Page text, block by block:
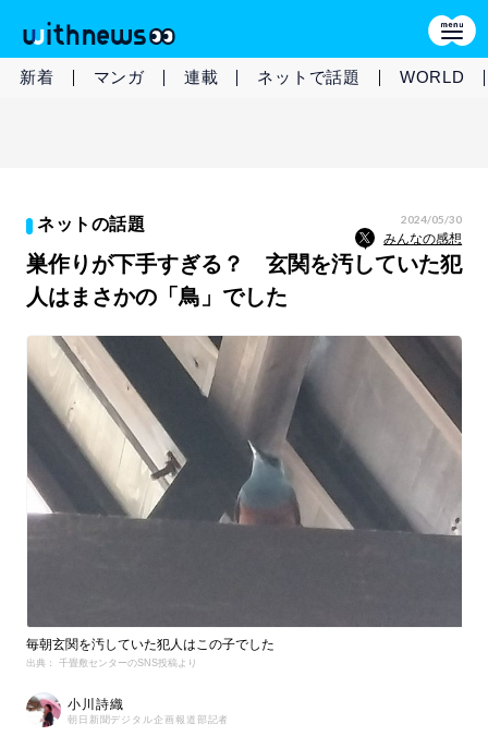
新着 マンガ 連載 ネットで話題 WORLD
ネットの話題 2024/05/30
みんなの感想
巣作りが下手すぎる？ 玄関を汚していた犯
人はまさかの「鳥」でした
毎朝玄関を汚していた犯人はこの子でした
出典： 千畳敷センターのSNS投稿より
小川詩織
朝日新聞デジタル企画報道部記者